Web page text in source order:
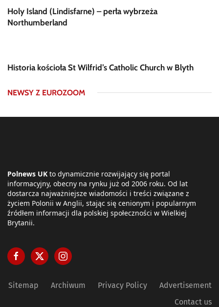
Holy Island (Lindisfarne) – perła wybrzeża
Northumberland
Historia kościoła St Wilfrid’s Catholic Church w Blyth
NEWSY Z EUROZOOM
Polnews UK to dynamicznie rozwijający się portal
informacyjny, obecny na rynku już od 2006 roku. Od lat
dostarcza najważniejsze wiadomości i treści związane z
życiem Polonii w Anglii, stając się cenionym i popularnym
źródłem informacji dla polskiej społeczności w Wielkiej
Brytanii.
Sitemap Archiwum Privacy Policy
Advertisement
Contact us